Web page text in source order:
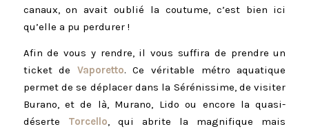
canaux, on avait oublié la coutume, c’est bien ici
qu’elle a pu perdurer !
Afin de vous y rendre, il vous suffira de prendre un
ticket de Vaporetto. Ce véritable métro aquatique
permet de se déplacer dans la Sérénissime, de visiter
Burano, et de là, Murano, Lido ou encore la quasi-
déserte Torcello, qui abrite la magnifique mais